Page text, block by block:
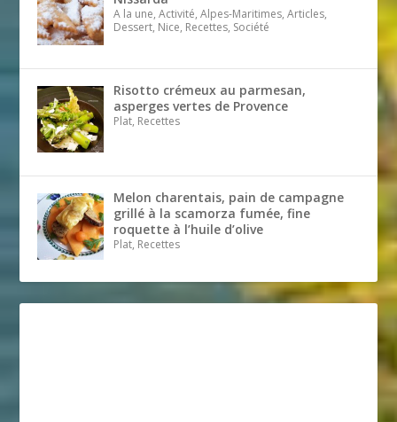
A la une, Activité, Alpes-Maritimes, Articles,
Dessert, Nice, Recettes, Société
Risotto crémeux au parmesan,
asperges vertes de Provence
Plat, Recettes
Melon charentais, pain de campagne
grillé à la scamorza fumée, fine
roquette à l’huile d’olive
Plat, Recettes